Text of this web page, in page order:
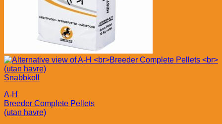
Snabbkoll
A-H
Breeder Complete Pellets
(utan havre)